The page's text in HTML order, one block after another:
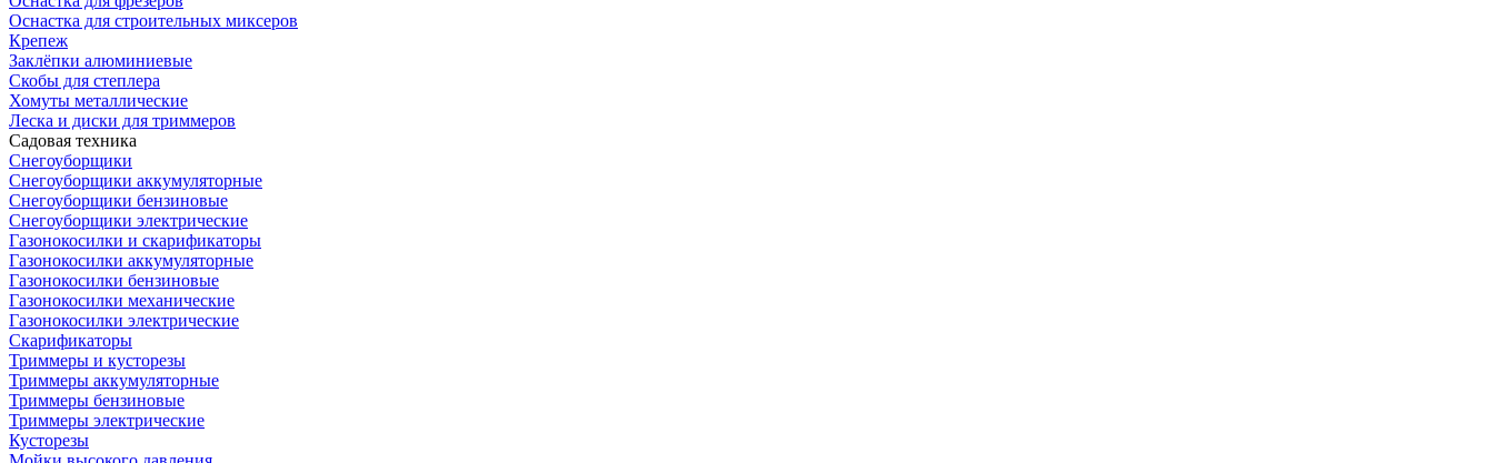
Оснастка для строительных миксеров
Крепеж
Заклёпки алюминиевые
Скобы для степлера
Хомуты металлические
Леска и диски для триммеров
Садовая техника
Снегоуборщики
Снегоуборщики аккумуляторные
Снегоуборщики бензиновые
Снегоуборщики электрические
Газонокосилки и скарификаторы
Газонокосилки аккумуляторные
Газонокосилки бензиновые
Газонокосилки механические
Газонокосилки электрические
Скарификаторы
Триммеры и кусторезы
Триммеры аккумуляторные
Триммеры бензиновые
Триммеры электрические
Кусторезы